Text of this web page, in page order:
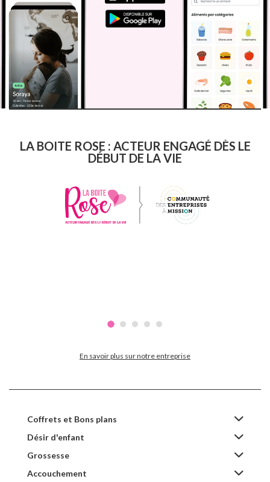
LA BOITE ROSE : ACTEUR ENGAGÉ DÈS LE
DÉBUT DE LA VIE
En savoir plus sur notre entreprise
Coffrets et Bons plans
Désir d'enfant
Grossesse
Accouchement